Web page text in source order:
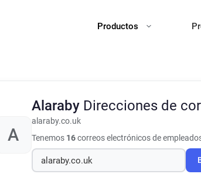
Productos
A
Alaraby Direcciones de
alaraby.co.uk
Tenemos 16correos electrónicos de